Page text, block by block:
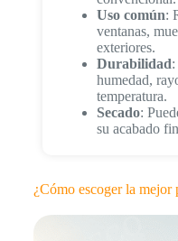
Uso común:
ventanas,
exteriores.
Durabilidad:
humedad,
temperatura.
Secado:
su acabado
¿Cómo escoger la mejor